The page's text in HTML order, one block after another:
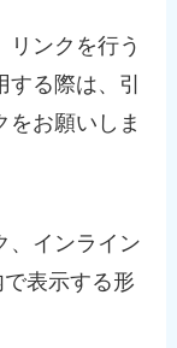
リンクを行う
る際は、引
をお願いしま
、インライン
表示する形